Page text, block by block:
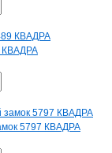
КВАДРА
5797 КВАДРА